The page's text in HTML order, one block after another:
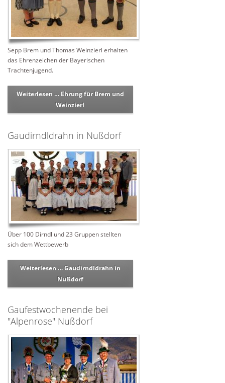
Sepp Brem und Thomas Weinzierl erhalten
das Ehrenzeichen der Bayerischen
Trachtenjugend.
Weiterlesen …Ehrung für Brem und
Weinzierl
Gaudirndldrahn in Nußdorf
Über 100 Dirndl und 23 Gruppen stellten
sich dem Wettbewerb
Weiterlesen …Gaudirndldrahn in
Nußdorf
Gaufestwochenende bei
"Alpenrose" Nußdorf